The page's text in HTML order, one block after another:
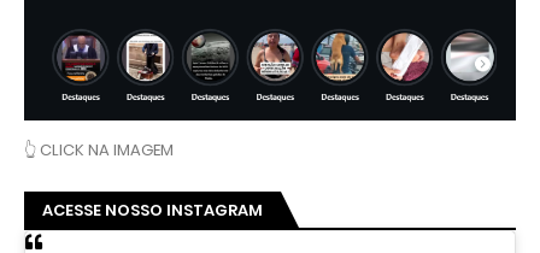
👆 CLICK NA IMAGEM
ACESSE NOSSO INSTAGRAM